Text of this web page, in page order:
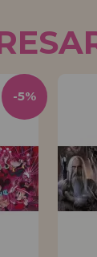
-5%